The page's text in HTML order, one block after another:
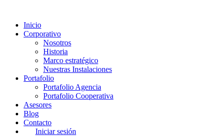
Inicio
Corporativo
Nosotros
Historia
Marco estratégico
Nuestras Instalaciones
Portafolio
Portafolio Agencia
Portafolio Cooperativa
Asesores
Blog
Contacto
Iniciar sesión